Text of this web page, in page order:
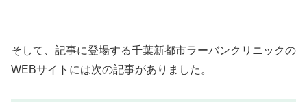
そして、記事に登場する千葉新都市ラーバンクリニックの
WEBサイトには次の記事がありました。